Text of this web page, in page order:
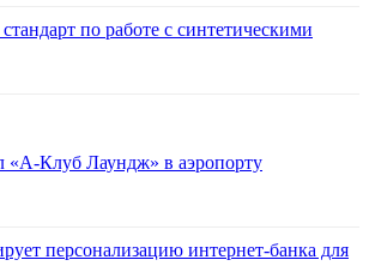
по работе с синтетическими
«А-Клуб Лаундж» в аэропорту
персонализацию интернет-банка для